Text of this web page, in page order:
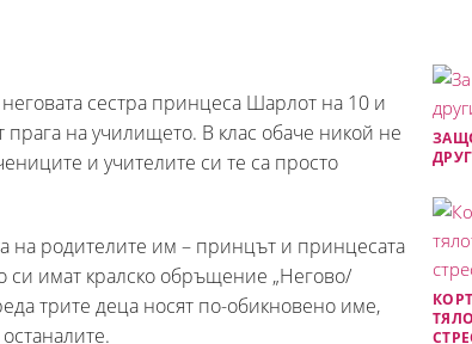
сестра принцеса Шарлот на 10 и
на училището. В клас обаче никой не
и учителите си те са просто
на родителите им – принцът и принцесата
си имат кралско обръщение „Негово/
трите деца носят по-обикновено име,